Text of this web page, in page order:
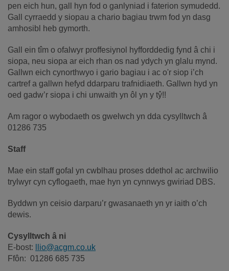
pen eich hun, gall hyn fod o ganlyniad i faterion symudedd.
Gall cyrraedd y siopau a chario bagiau trwm fod yn dasg
amhosibl heb gymorth.
Gall ein tîm o ofalwyr proffesiynol hyfforddedig fynd â chi i
siopa, neu siopa ar eich rhan os nad ydych yn glalu mynd.
Gallwn eich cynorthwyo i gario bagiau i ac o'r siop i’ch
cartref a gallwn hefyd ddarparu trafnidiaeth. Gallwn hyd yn
oed gadw’r siopa i chi unwaith yn ôl yn y tŷ!!
Am ragor o wybodaeth os gwelwch yn dda cysylltwch â
01286 735
Staff
Mae ein staff gofal yn cwblhau proses ddethol ac archwilio
trylwyr cyn cyflogaeth, mae hyn yn cynnwys gwiriad DBS.
Byddwn yn ceisio darparu’r gwasanaeth yn yr iaith o’ch
dewis.
Cysylltwch â ni
E-bost:
llio@acgm.co.uk
Ffôn: 01286 685 735